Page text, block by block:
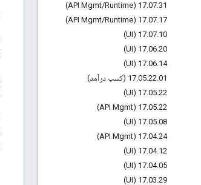
17.07.31 (API Mgmt
/Runtime)
17.07.17 (API Mgmt
/Runtime)
17.07.10 (UI)
17.06.20 (UI)
17.06.14 (UI)
17.05.22.01 (کسب درآمد)
17.05.22 (UI)
17.05.22 (API Mgmt)
17.05.08 (UI)
17.04.24 (API Mgmt)
17.04.12 (UI)
17.04.05 (UI)
17.03.29 (UI)